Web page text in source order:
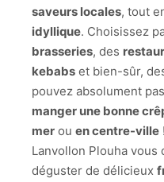
saveurs locales, tout
idyllique. Choisissez
brasseries, des
kebabs et bien-sûr,
pouvez absolument
manger une bonne
mer ou en centre-ville
Lanvollon Plouha
déguster de délicieux